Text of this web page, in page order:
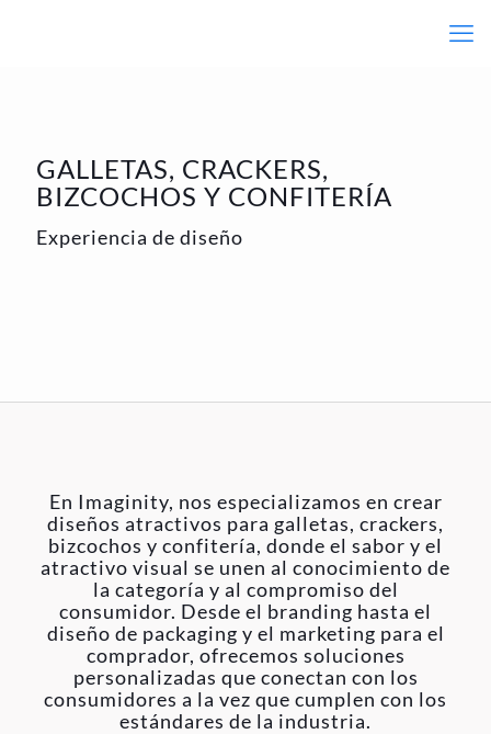
GALLETAS, CRACKERS,
BIZCOCHOS Y CONFITERÍA
Experiencia de diseño
En Imaginity, nos especializamos en crear
diseños atractivos para galletas, crackers,
bizcochos y confitería, donde el sabor y el
atractivo visual se unen al conocimiento de
la categoría y al compromiso del
consumidor. Desde el branding hasta el
diseño de packaging y el marketing para el
comprador, ofrecemos soluciones
personalizadas que conectan con los
consumidores a la vez que cumplen con los
estándares de la industria.